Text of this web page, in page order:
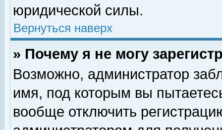
юридической силы.
Вернуться наверх
» Почему я не могу
Возможно, администратор
имя, под которым вы
вообще отключить